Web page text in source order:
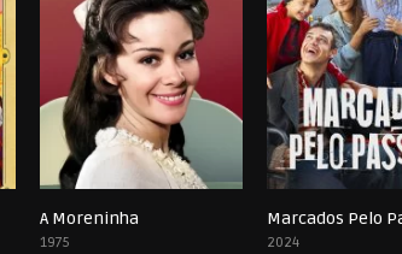
A Moreninha
1975
Marcados Pelo
2024